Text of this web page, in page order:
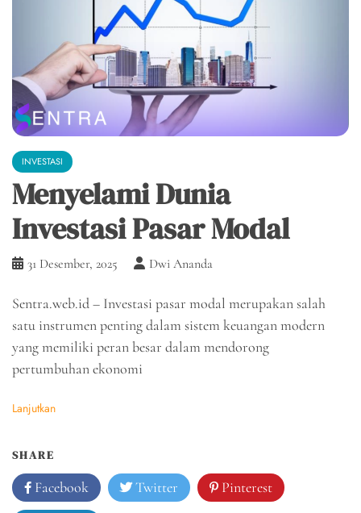
INVESTASI
Menyelami Dunia
Investasi Pasar Modal
31 Desember, 2025 Dwi Ananda
Sentra.web.id – Investasi pasar modal merupakan salah
satu instrumen penting dalam sistem keuangan modern
yang memiliki peran besar dalam mendorong
pertumbuhan ekonomi
Lanjutkan
SHARE
Facebook Twitter Pinterest